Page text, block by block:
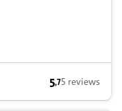
5,7 op basis
5,75 reviews